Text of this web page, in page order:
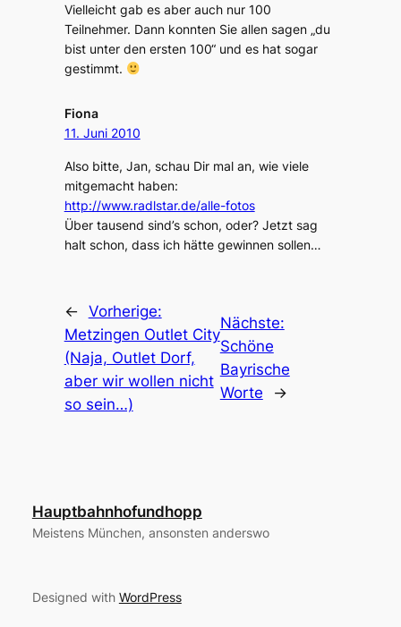
Vielleicht gab es aber auch nur 100
Teilnehmer. Dann konnten Sie allen sagen „du
bist unter den ersten 100“ und es hat sogar
gestimmt.
Fiona
11. Juni 2010
Also bitte, Jan, schau Dir mal an, wie viele
mitgemacht haben:
http://www.radlstar.de/alle-fotos
Über tausend sind’s schon, oder? Jetzt sag
halt schon, dass ich hätte gewinnen sollen…
← Vorherige:
Metzingen Outlet City
(Naja, Outlet Dorf,
aber wir wollen nicht
so sein…)
Nächste:
Schöne
Bayrische
Worte
→
Hauptbahnhofundhopp
Meistens München, ansonsten anderswo
Designed with WordPress